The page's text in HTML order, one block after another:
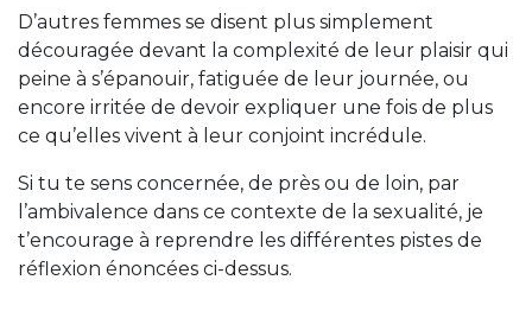
D’autres femmes se disent plus simplement
découragée devant la complexité de leur plaisir qui
peine à s’épanouir, fatiguée de leur journée, ou
encore irritée de devoir expliquer une fois de plus
ce qu’elles vivent à leur conjoint incrédule.
Si tu te sens concernée, de près ou de loin, par
l’ambivalence dans ce contexte de la sexualité, je
t’encourage à reprendre les différentes pistes de
réflexion énoncées ci-dessus.